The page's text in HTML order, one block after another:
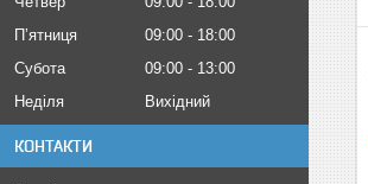
Пʼятниця
09:00
18:00
Субота
09:00
13:00
Неділя
Вихідний
КОНТАКТИ